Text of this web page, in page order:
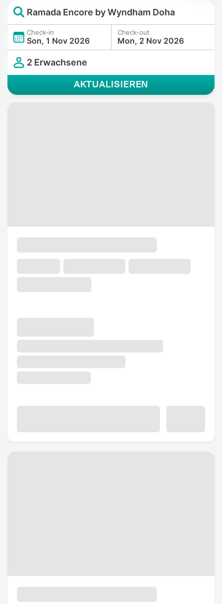
Ramada Encore by Wyndham Doha
Check-in
Son, 1 Nov 2026
Check-out
Mon, 2 Nov 2026
2 Erwachsene
AKTUALISIEREN